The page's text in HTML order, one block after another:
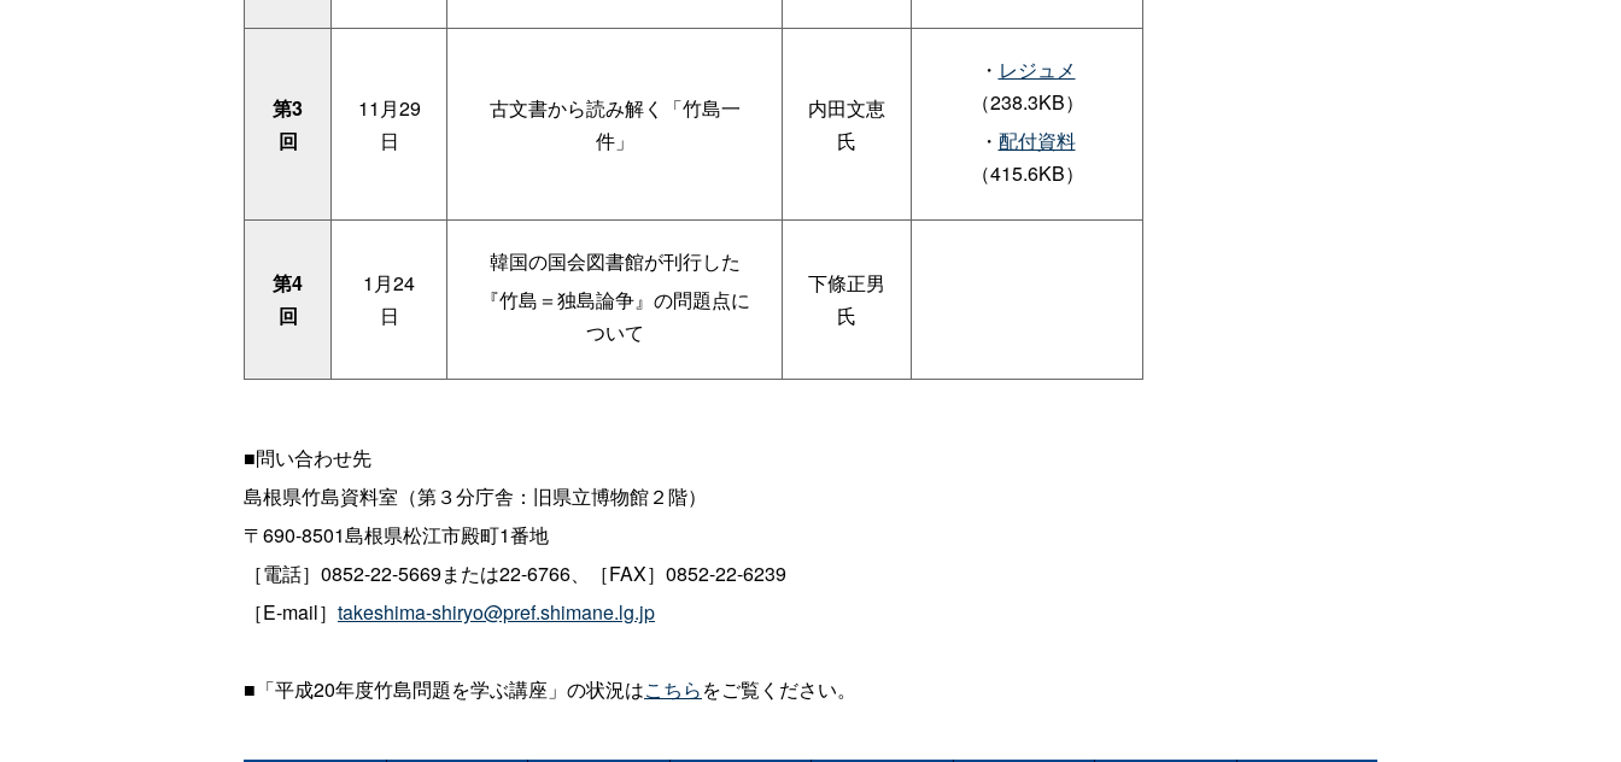
第3
回
11月29
日
古文書から読み解く「竹島一
件」
内田文恵
氏
・ レジュメ
（238.3KB）
・ 配付資料
（415.6KB）
第4
回
1月24
日
韓国の国会図書館が刊行した
『竹島＝独島論争』の問題点に
ついて
下條正男
氏
■問い合わせ先
島根県竹島資料室（第３分庁舎：旧県立博物館２階）
〒690-8501島根県松江市殿町1番地
［電話］0852-22-5669または22-6766、［FAX］0852-22-6239
［E-mail］ takeshima-shiryo@pref.shimane.lg.jp
■「平成20年度竹島問題を学ぶ講座」の状況はこちらをご覧ください。